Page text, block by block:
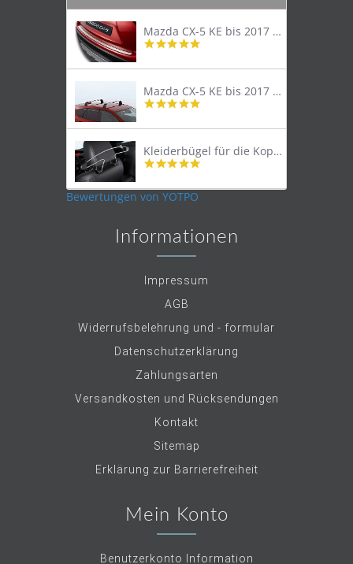
Mazda CX-5 KE bis 2017 Trittschutzleiste Edelstahl original
4.8
rating
Mazda CX-5 KE bis 2017 Lastenträger Dachträger
4.9
rating
Kleiderbügel für die Kopfstütze
4.9
rating
Bewertungen von YOTPO
Informationen
Impressum
AGB
Widerrufsbelehrung und - formular
Datenschutzerklärung
Zahlungsarten
Versandkosten und Rücksendungen
Kontakt
Sitemap
Erklärung zur Barrierefreiheit
Mein Konto
Benutzerkonto Information